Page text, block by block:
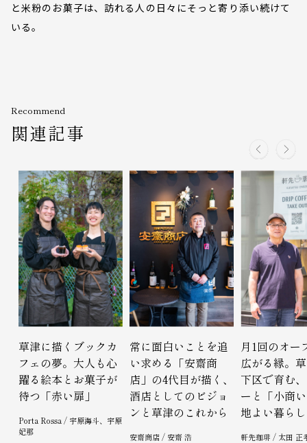
と米粉のお菓子は、訪れる人の日々にそっと寄り添い続けて
いる。
Recommend
関連記事
草津に描くブックカ
フェの夢。大人も心
躍る絵本とお菓子が
待つ「赤い扉」
Porta Rossa / 宇原海斗、宇原
妃那
常に面白いことを追
い求める「安齋商
店」の4代目が描く、
酒店としてのビジョ
ンと草津のこれから
安齋商店 / 安齋 浩
月1回のオー
広がる縁。
下区で育む
ーと「小商
地よい暮らし
軒先珈琲 / 太田 正